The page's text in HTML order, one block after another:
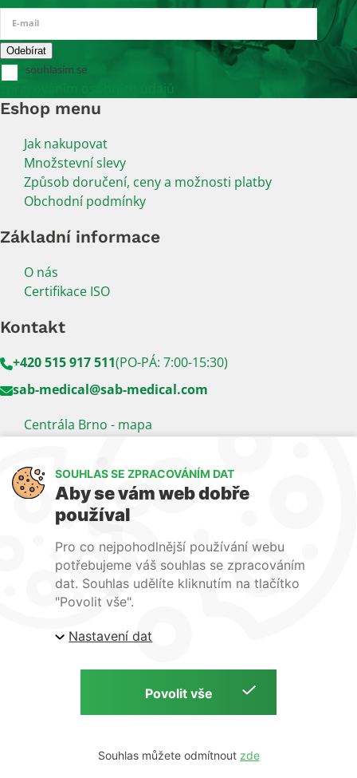
E-mail
souhlasím se
zpracováním osobních údajů
Eshop menu
Jak nakupovat
Množstevní slevy
Způsob doručení, ceny a možnosti platby
Obchodní podmínky
Základní informace
O nás
Certifikace ISO
Kontakt
+420 515 917 511(PO-PÁ: 7:00-15:30)
sab-medical@sab-medical.com
Centrála Brno - mapa
Sledujte nás
LinkedIn Facebook
Naše další weby:
www.lecba-rakoviny.com
www.lecba-bolesti.com
Copyright © S. A. B. Medical, 2026 | Zdravotnická technika a potřeby
SOUHLAS SE ZPRACOVÁNÍM DAT
Aby se vám web dobře
používal
Pro co nejpohodlnější používání webu
potřebujeme váš souhlas se zpracováním
dat. Souhlas udělíte kliknutím na tlačítko
"Povolit vše".
Nastavení dat
Souhlas můžete odmítnout